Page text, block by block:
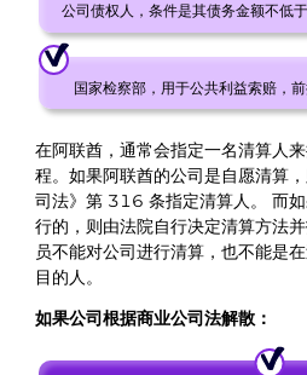
公司债权人，条件是其债务金额不低
国家检察部，用于公共利益索赔，
在阿联酋，通常会指定一名清算人
程。如果阿联酋的公司是自愿清算
司法》第 316 条指定清算人。 而
行的，则由法院自行决定清算方法
员不能对公司进行清算，也不能是
目的人。
如果公司根据商业公司法解散：